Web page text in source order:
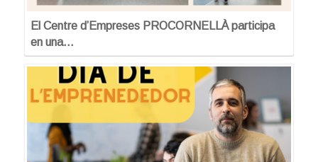
El Centre d’Empreses PROCORNELLÀ participa
en una…